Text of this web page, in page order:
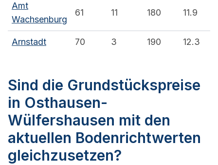
Amt
Wachsenburg
61 11 180 11.9
Arnstadt 70 3 190 12.3
Sind die Grundstückspreise
in Osthausen-
Wülfershausen mit den
aktuellen Bodenrichtwerten
gleichzusetzen?